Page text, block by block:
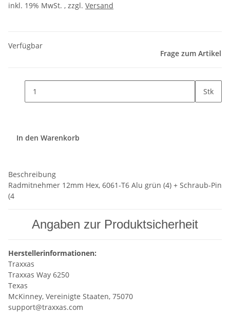
inkl. 19% MwSt. , zzgl. Versand
Verfügbar
Frage zum Artikel
Stk
In den Warenkorb
Beschreibung
Radmitnehmer 12mm Hex, 6061-T6 Alu grün (4) + Schraub-Pin
(4
Angaben zur Produktsicherheit
Herstellerinformationen:
Traxxas
Traxxas Way 6250
Texas
McKinney, Vereinigte Staaten, 75070
support@traxxas.com